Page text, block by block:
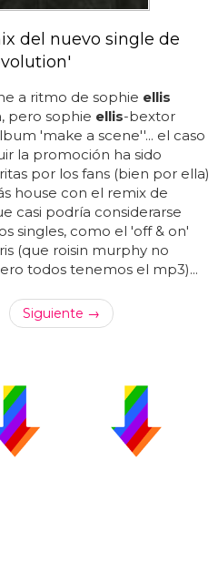
del nuevo single de
a ritmo de sophie ellis
pero sophie ellis-bextor
'make a scene''... el caso
la promoción ha sido
por los fans (bien por ella)
house con el remix de
casi podría considerarse
singles, como el 'off & on'
(que roisin murphy no
todos tenemos el mp3)...
Siguiente →